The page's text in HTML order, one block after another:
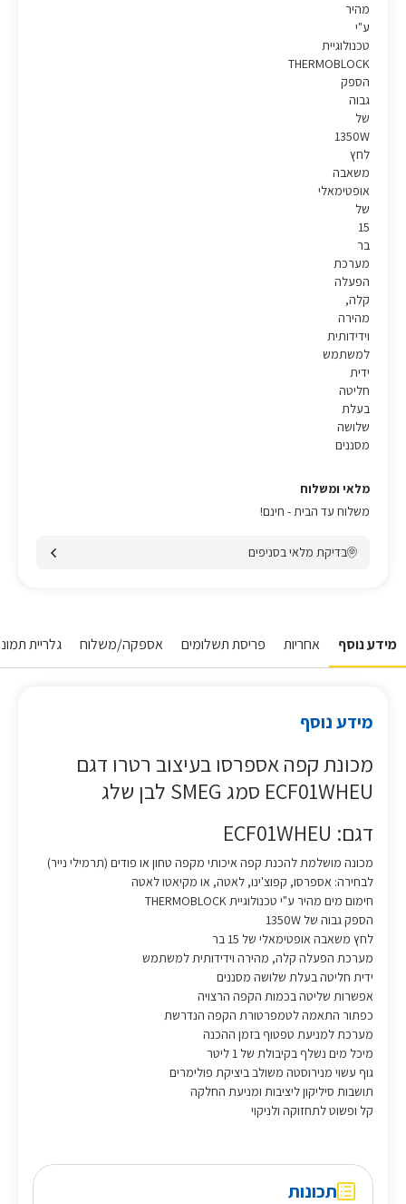
מהיר
ע"י
טכנולוגיית
THERMOBLOCK
הספק
גבוה
של
1350W
לחץ
משאבה
אופטימאלי
של
15
בר
מערכת
הפעלה
קלה,
מהירה
וידידותית
למשתמש
ידית
חליטה
בעלת
שלושה
מסננים
מלאי ומשלוח
משלוח עד הבית - חינם!
בדיקת מלאי בסניפים
מידע נוסף אחריות פריסת תשלומים אספקה/משלוח גלריית
מידע נוסף
מכונת קפה אספרסו בעיצוב רטרו דגם
ECF01WHEU סמג SMEG לבן שלג
דגם: ECF01WHEU
מכונה מושלמת להכנת קפה איכותי מקפה טחון או פודים (תרמילי נייר)
לבחירה: אספרסו, קפוצ'ינו, לאטה, או מקיאטו לאטה
חימום מים מהיר ע"י טכנולוגיית THERMOBLOCK
הספק גבוה של 1350W
לחץ משאבה אופטימאלי של 15 בר
מערכת הפעלה קלה, מהירה וידידותית למשתמש
ידית חליטה בעלת שלושה מסננים
אפשרות שליטה בכמות הקפה הרצויה
כפתור התאמה לטמפרטורת הקפה הנדרשת
מערכת למניעת טפטוף בזמן ההכנה
מיכל מים נשלף בקיבולת של 1 ליטר
גוף עשוי מנירוסטה משולב ביציקת פולימרים
תושבות סיליקון ליציבות ומניעת החלקה
קל ופשוט לתחזוקה ולניקוי
תכונות